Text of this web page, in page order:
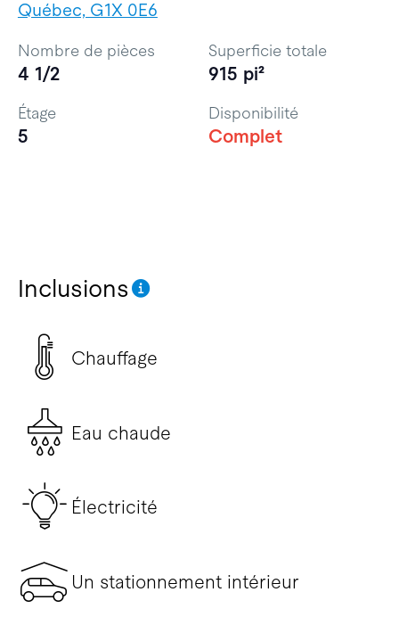
Québec, G1X 0E6
Inclusions
Chauffage
Eau chaude
Électricité
Un stationnement intérieur
Nombre de pièces
4 1/2
Superficie totale
915 pi²
Étage
5
Disponibilité
Complet